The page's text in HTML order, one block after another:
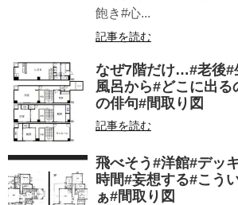
飽き#心...
記事を読む
なぜ7階だけ…#老後#
風呂から#どこに出る
の俳句#間取り図
記事を読む
飛べそう️#洋館#デッ
時間#妄想する#こう
ぁ#間取り図